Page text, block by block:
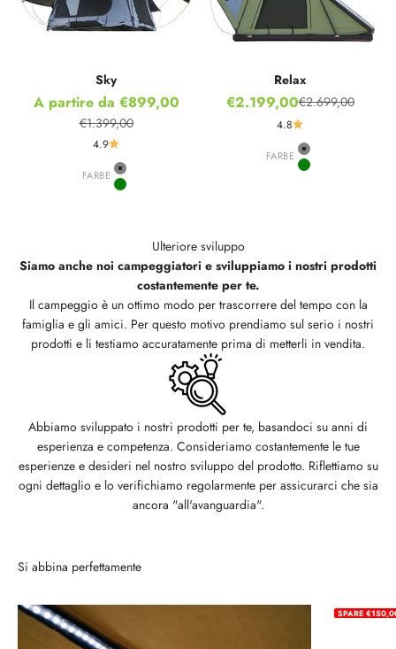
Sky
Prezzo scontato
A partire da €899,00
Prezzo
€1.399,00
4.9
FARBE
Grey
Green
Relax
Prezzo scontato
€2.199,00Prezzo
€2.699,00
4.8
FARBE
Grey
Green
Ulteriore sviluppo
Siamo anche noi campeggiatori e sviluppiamo i nostri prodotti
costantemente per te.
Il campeggio è un ottimo modo per trascorrere del tempo con la
famiglia e gli amici. Per questo motivo prendiamo sul serio i nostri
prodotti e li testiamo accuratamente prima di metterli in vendita.
Abbiamo sviluppato i nostri prodotti per te, basandoci su anni di
esperienza e competenza. Consideriamo costantemente le tue
esperienze e desideri nel nostro sviluppo del prodotto. Riflettiamo su
ogni dettaglio e lo verifichiamo regolarmente per assicurarci che sia
ancora "all'avanguardia".
Si abbina perfettamente
SPARE